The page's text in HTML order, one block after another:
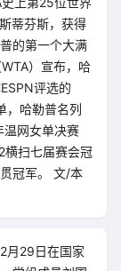
蒂芬斯，获得
的第一个大满
）宣布，哈
评选的
，哈勒普名列
网女单决赛
横扫七届赛会冠
冠军。 文/本
月29日在国家